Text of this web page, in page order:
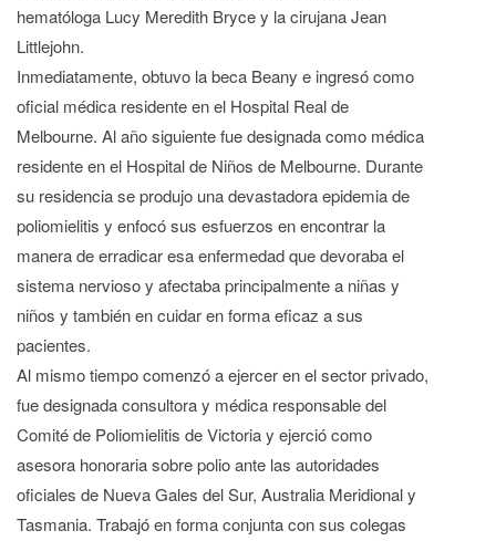
hematóloga Lucy Meredith Bryce y la cirujana Jean
Littlejohn.
Inmediatamente, obtuvo la beca Beany e ingresó como
oficial médica residente en el Hospital Real de
Melbourne. Al año siguiente fue designada como médica
residente en el Hospital de Niños de Melbourne. Durante
su residencia se produjo una devastadora epidemia de
poliomielitis y enfocó sus esfuerzos en encontrar la
manera de erradicar esa enfermedad que devoraba el
sistema nervioso y afectaba principalmente a niñas y
niños y también en cuidar en forma eficaz a sus
pacientes.
Al mismo tiempo comenzó a ejercer en el sector privado,
fue designada consultora y médica responsable del
Comité de Poliomielitis de Victoria y ejerció como
asesora honoraria sobre polio ante las autoridades
oficiales de Nueva Gales del Sur, Australia Meridional y
Tasmania. Trabajó en forma conjunta con sus colegas